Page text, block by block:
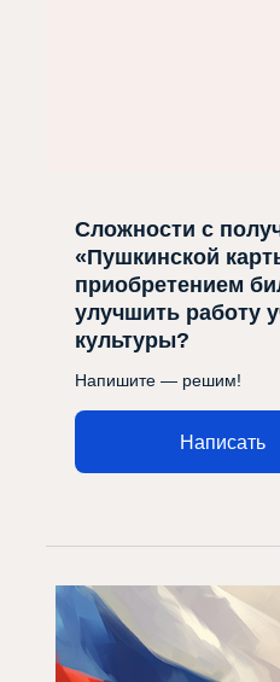
Сложности с
«Пушкинской
приобретением
улучшить работу
культуры?
Напишите — решим!
Написать